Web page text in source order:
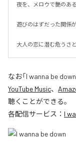
夜を、メロウで艶のあ
遊びのはずだった関係が
大人の恋に潜む危うさ
なお「I wanna be down
YouTube Music、
聴くことができる。
各配信サービス： I